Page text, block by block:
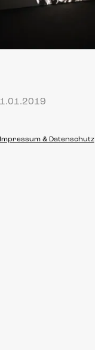
Impressum & Datenschutz